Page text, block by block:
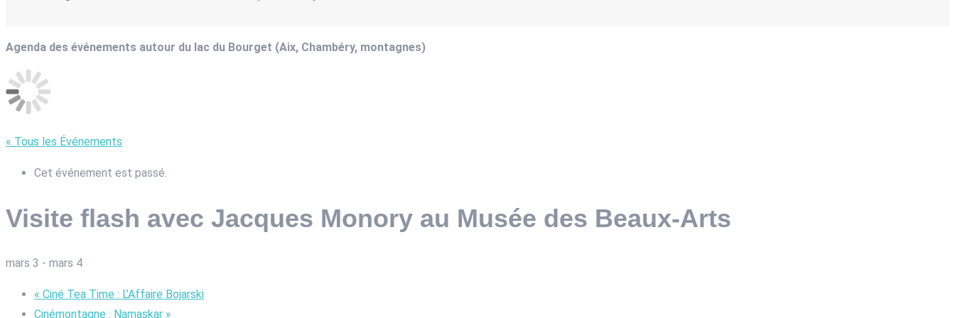
Agenda des événements autour du lac du Bourget (Aix, Chambéry, montagnes)
« Tous les Événements
Cet événement est passé.
Visite flash avec Jacques Monory au Musée des Beaux-Arts
mars 3 - mars 4
« Ciné Tea Time : L’Affaire Bojarski
Cinémontagne : Namaskar »